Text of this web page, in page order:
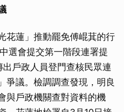
花蓮」推動罷免傅崐萁的行
選會提交第一階段連署提
戶政人員登門查核民眾連
爭議。檢調調查發現，明良
與戶政機關查對資料的機